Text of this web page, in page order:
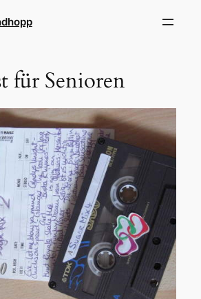
für Senioren